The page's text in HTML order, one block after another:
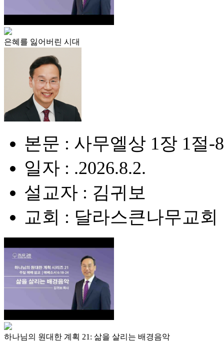
은혜를 잃어버린 시대
본문 : 사무엘상 1장 1절-
일자 : .2026.8.2.
설교자 : 김귀보
교회 : 달라스큰나무교회
하나님의 원대한 계획 21: 삶을 살리는 배경음악